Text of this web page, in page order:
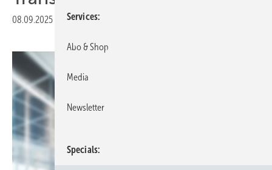
08.09.2025 Veröffentlicht in
Services
Abo & Shop
Media
Newsletter
Specials